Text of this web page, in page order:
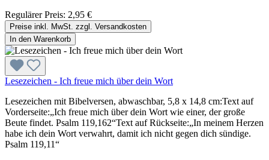
Regulärer Preis: 2,95 €
Preise inkl. MwSt. zzgl. Versandkosten
In den Warenkorb
Lesezeichen - Ich freue mich über dein Wort
Lesezeichen mit Bibelversen, abwaschbar, 5,8 x 14,8 cm:Text auf
Vorderseite:„Ich freue mich über dein Wort wie einer, der große
Beute findet. Psalm 119,162“Text auf Rückseite:„In meinem Herzen
habe ich dein Wort verwahrt, damit ich nicht gegen dich sündige.
Psalm 119,11“